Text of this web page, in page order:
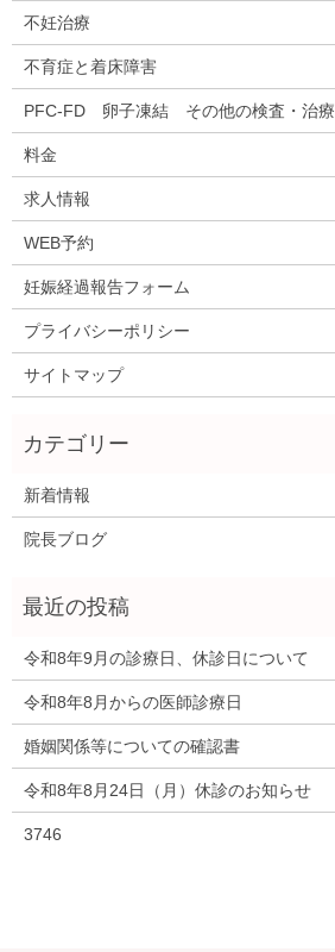
不妊治療
不育症と着床障害
PFC-FD 卵子凍結 その他の検査・治療
料金
求人情報
WEB予約
妊娠経過報告フォーム
プライバシーポリシー
サイトマップ
新着情報
院長ブログ
令和8年9月の診療日、休診日について
令和8年8月からの医師診療日
婚姻関係等についての確認書
令和8年8月24日（月）休診のお知らせ
3746